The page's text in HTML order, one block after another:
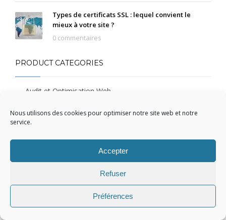
Nous utilisons des cookies pour optimiser notre site web et notre
service.
Accepter
Refuser
Préférences
Types de certificats SSL : lequel convient le
mieux à votre site ?
0 commentaires
PRODUCT CATEGORIES
Audit et Optimisation Web
Non classé
Offre d'Hébergement Web
Offre de Marketing Digital